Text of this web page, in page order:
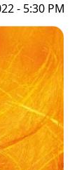
- 5:30 PM